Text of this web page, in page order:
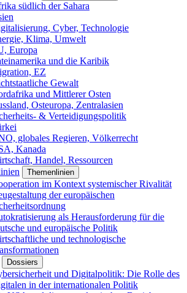
südlich der Sahara
Cyber, Technologie
Klima, Umwelt
Europa
und die Karibik
EZ
Gewalt
und Mittlerer Osten
Osteuropa, Zentralasien
& Verteidigungspolitik
globales Regieren, Völkerrecht
Kanada
Handel, Ressourcen
Themenlinien
im Kontext systemischer Rivalität
der europäischen
als Herausforderung für die
und europäische Politik
und technologische
Dossiers
und Digitalpolitik: Die Rolle des
in der internationalen Politik